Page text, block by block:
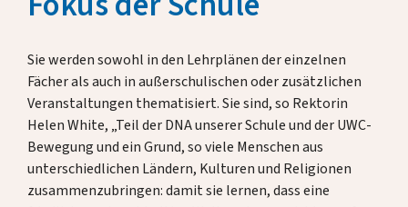
Sie werden sowohl in den Lehrplänen der einzelnen
Fächer als auch in außerschulischen oder zusätzlichen
Veranstaltungen thematisiert. Sie sind, so Rektorin
Helen White, „Teil der DNA unserer Schule und der UWC-
Bewegung und ein Grund, so viele Menschen aus
unterschiedlichen Ländern, Kulturen und Religionen
zusammenzubringen: damit sie lernen, dass eine